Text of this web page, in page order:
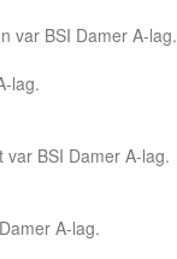
var BSI Damer A-lag.
lag.
var BSI Damer A-lag.
A-lag.